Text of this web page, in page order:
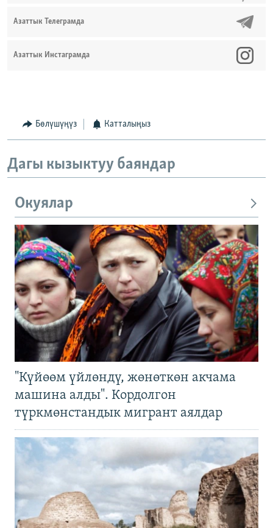
Азаттык Телеграмда
Азаттык Инстаграмда
Бөлүшүңүз Катталыңыз
Дагы кызыктуу баяндар
Окуялар
"Күйөөм үйлөндү, жөнөткөн акчама
машина алды". Кордолгон
түркмөнстандык мигрант аялдар